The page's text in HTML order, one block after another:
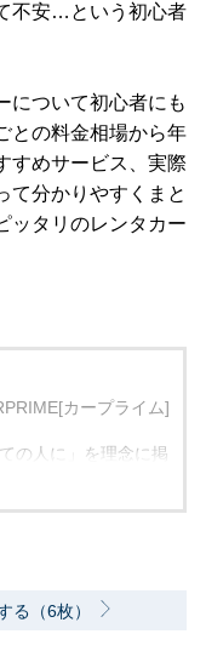
不安…という初心者
について初心者にも
との料金相場から年
すめサービス、実際
て分かりやすくまと
ッタリのレンタカー
カープライム]
の人に」を理念に掲
す。
る（6枚）